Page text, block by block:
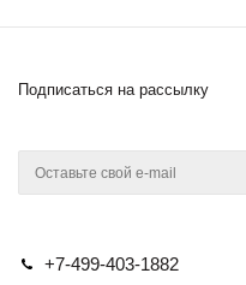
Подписаться на рассылку
+7-499-403-1882